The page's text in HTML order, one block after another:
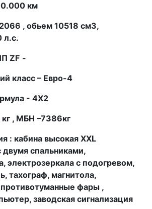
км
2066 , обьем 10518 см3,
л.с.
ZF -
класс – Евро-4
- 4Х2
, МБН –7386кг
: кабина высокая XXL
двумя спальниками,
электрозеркала с подогревом,
тахограф, магнитола,
фары ,
заводская сигнализация